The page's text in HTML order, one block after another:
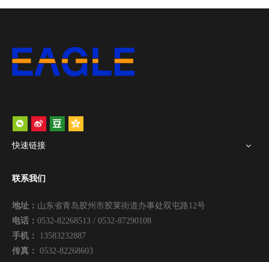
快速链接
联系我们
地址： 山东省青岛胶州市胶莱街道办事处双屯路12号
电话： 0532-82268513 / 0532-87290108
手机： 13583232887
传真： 0532-82268603